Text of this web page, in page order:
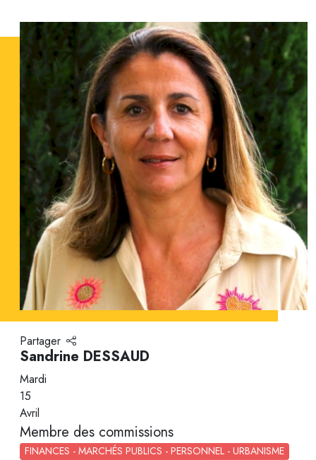
Partager
Sandrine DESSAUD
Mardi
15
Avril
Membre des commissions
FINANCES - MARCHÉS PUBLICS - PERSONNEL - URBANISME